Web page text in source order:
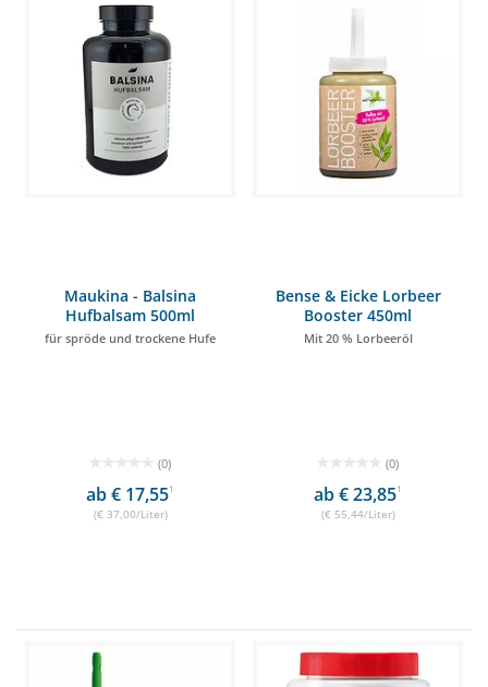
Maukina - Balsina
Hufbalsam 500ml
für spröde und trockene Hufe
(0)
ab € 17,551
(€ 37,00/Liter)
Bense & Eicke Lorbeer
Booster 450ml
Mit 20 % Lorbeeröl
(0)
ab € 23,851
(€ 55,44/Liter)